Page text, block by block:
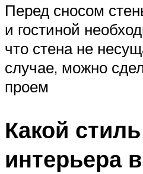
Перед сносом
и гостиной
что стена не
случае, можно
проем
Какой стиль
интерьера